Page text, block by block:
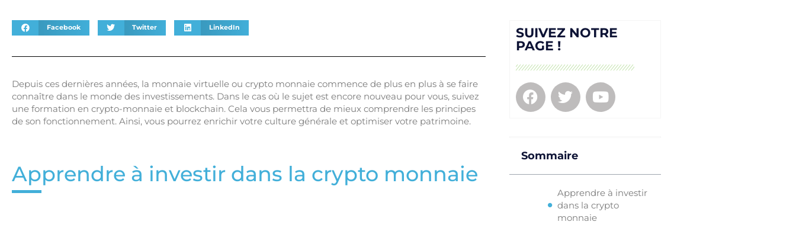
Facebook Twitter LinkedIn
Depuis ces dernières années, la monnaie virtuelle ou crypto monnaie commence de plus en plus à se faire
connaître dans le monde des investissements. Dans le cas où le sujet est encore nouveau pour vous, suivez
une formation en crypto-monnaie et blockchain. Cela vous permettra de mieux comprendre les principes
de son fonctionnement. Ainsi, vous pourrez enrichir votre culture générale et optimiser votre patrimoine.
Apprendre à investir dans la crypto monnaie
SUIVEZ NOTRE
PAGE !
Sommaire
Apprendre à investir
dans la crypto
monnaie